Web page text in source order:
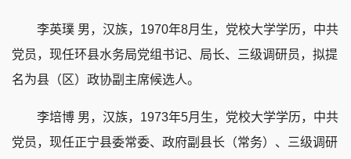
李英璞 男，汉族，1970年8月生，党校大学学历，中共
党员，现任环县水务局党组书记、局长、三级调研员，拟提
名为县（区）政协副主席候选人。
李培博 男，汉族，1973年5月生，党校大学学历，中共
党员，现任正宁县委常委、政府副县长（常务）、三级调研